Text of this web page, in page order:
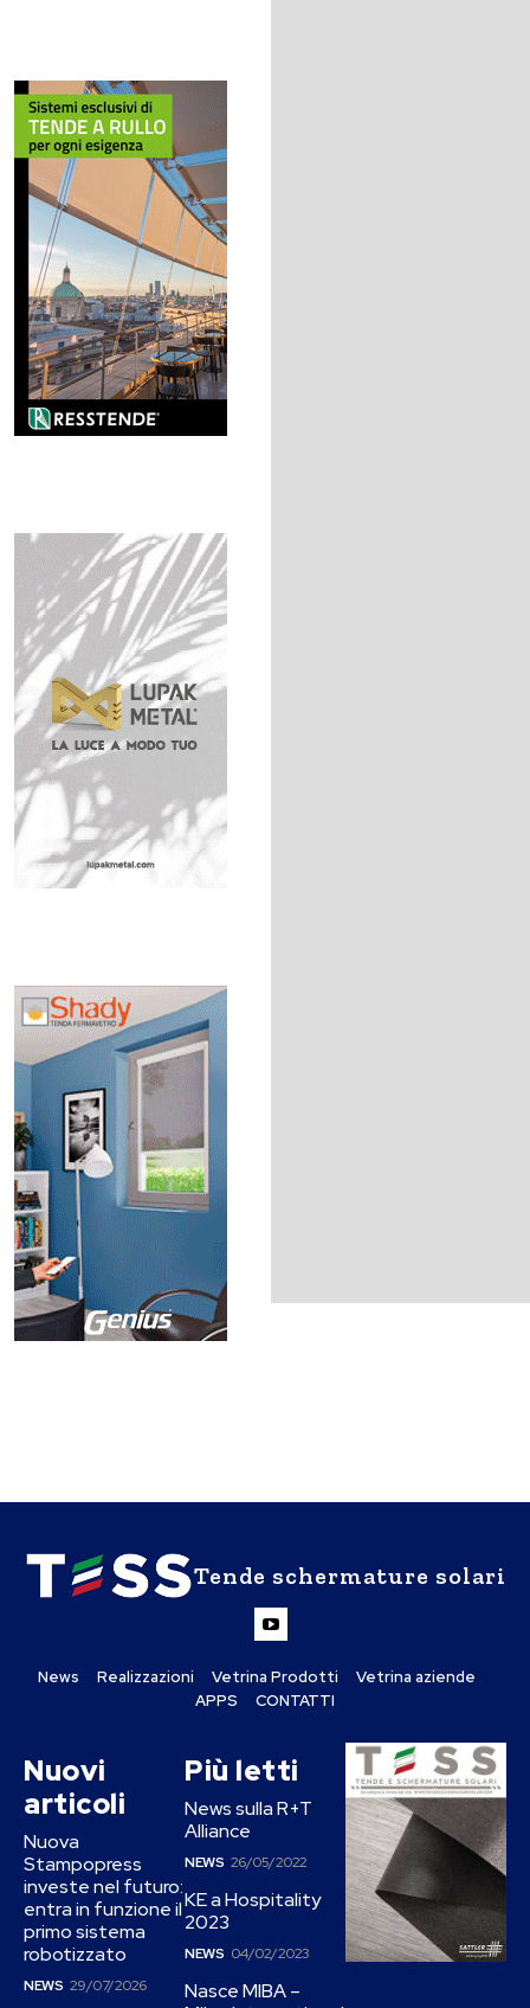
Tende schermature solari
News Realizzazioni Vetrina Prodotti
Vetrina aziende
APPS
CONTATTI
Nuovi
articoli
Nuova
Stampopress
investe nel futuro:
entra in funzione il
primo sistema
robotizzato
NEWS 29/07/2026
Più letti
News sulla R+T
Alliance
NEWS 26/05/2022
KE a Hospitality
2023
NEWS 04/02/2023
Nasce MIBA –